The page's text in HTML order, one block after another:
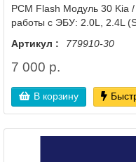
PCM Flash Модуль 30 Kia
работы с ЭБУ: 2.0L, 2.4L
Артикул :
779910-30
7 000 р.
В корзину